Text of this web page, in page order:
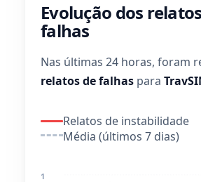
Evolução dos
falhas
Nas últimas 24 horas, foram
relatos de falhas para
Relatos de instabilidade
Média (últimos 7 dias)
1